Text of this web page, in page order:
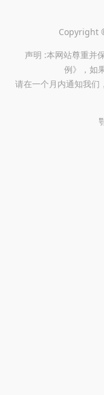
Copyright
声明 :本网站尊重并
例》，如
请在一个月内通知我